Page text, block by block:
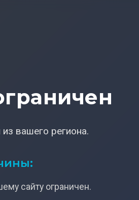
вашего региона.
сайту ограничен.